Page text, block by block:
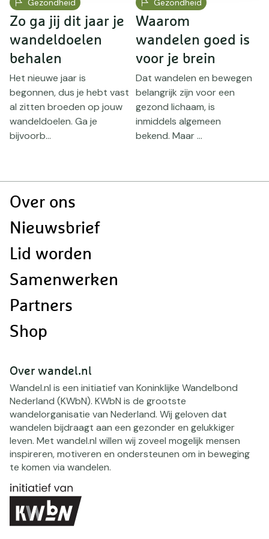
Gezondheid
Zo ga jij dit jaar je
wandeldoelen
behalen
Het nieuwe jaar is
begonnen, dus je hebt vast
al zitten broeden op jouw
wandeldoelen. Ga je
bijvoorb...
Gezondheid
Waarom
wandelen goed is
voor je brein
Dat wandelen en bewegen
belangrijk zijn voor een
gezond lichaam, is
inmiddels algemeen
bekend. Maar ...
Doormat
Over ons
Nieuwsbrief
Lid worden
Samenwerken
Partners
Shop
Over wandel.nl
Wandel.nl is een initiatief van Koninklijke Wandelbond
Nederland (KWbN). KWbN is de grootste
wandelorganisatie van Nederland. Wij geloven dat
wandelen bijdraagt aan een gezonder en gelukkiger
leven. Met wandel.nl willen wij zoveel mogelijk mensen
inspireren, motiveren en ondersteunen om in beweging
te komen via wandelen.